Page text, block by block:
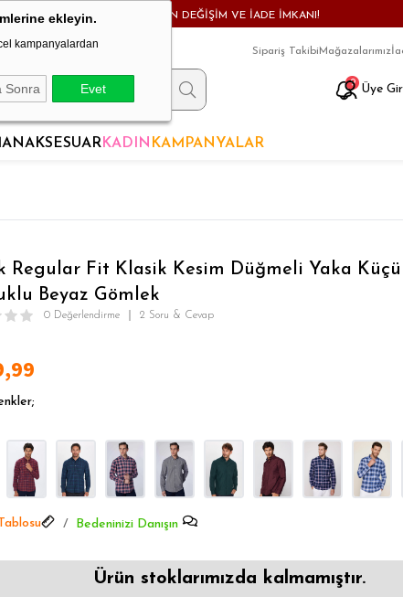
ekleyin.
kampanyalardan
Sonra Evet
KARGODA! - MAĞAZADAN DEĞİŞİM VE İADE İMKANI!
9
Sipariş TakibiMağazalarımız
Üye
AKSESUARKADIN KAMPANYALAR
Regular Fit Klasik Kesim Düğmeli Yaka
Beyaz Gömlek
0 Değerlendirme 2 Soru & Cevap
Bedeninizi Danışın
Ürün stoklarımızda kalmamıştır.